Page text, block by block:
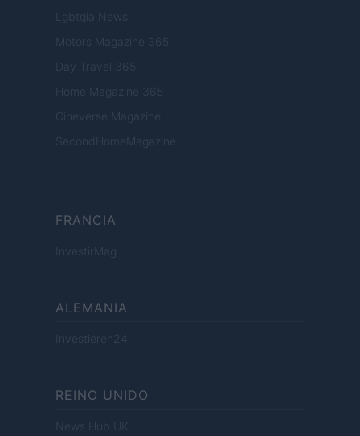
Lgbtqia News
Motors Magazine 365
Day Travel 365
Home Magazine 365
Cineverse Magazine
SecondHomeMagazine
FRANCIA
InvestirMag
ALEMANIA
Investieren24
REINO UNIDO
News Hub UK